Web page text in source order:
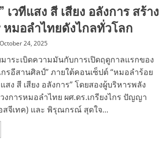
เวทีแสง สี เสียง อลังการ สร้าง
หมอลำไทยดังไกลทั่วโลก
October 24, 2025
าระเบิดความมันกับการเปิดฤดูกาลแรกของ
กรอีสานศิลป์” ภายใต้คอนเซ็ปต์ “หมอลำร้อย
สง สี เสียง อลังการ” โดยสองผู้บริหารพลัง
งการหมอลำไทย ผศ.ดร.เกรียงไกร ปัญญา
สจีเทค) และ พิรุณกรณ์ สุดใจ...